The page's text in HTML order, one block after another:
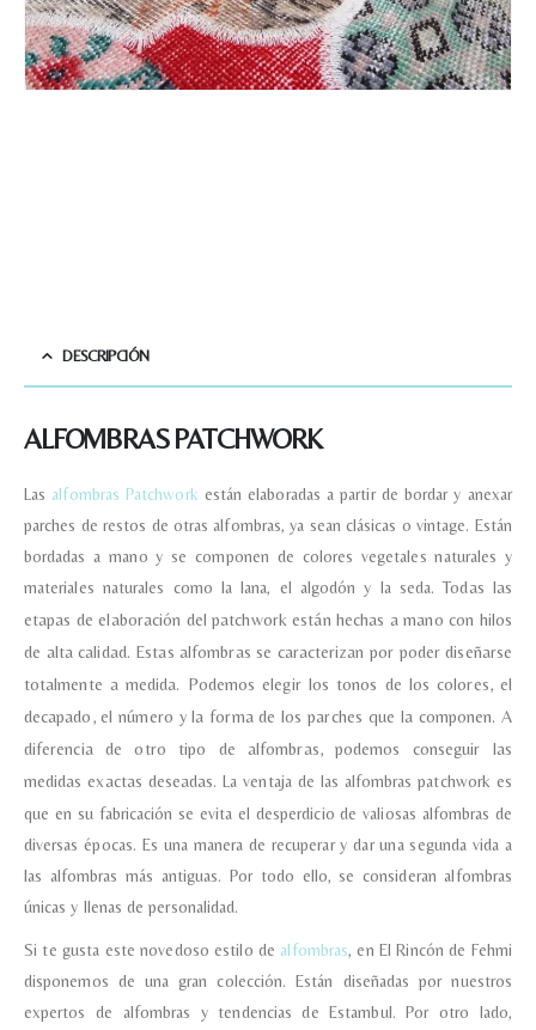
DESCRIPCIÓN
ALFOMBRAS PATCHWORK
Las alfombras Patchwork están elaboradas a partir de bordar y anexar
parches de restos de otras alfombras, ya sean clásicas o vintage. Están
bordadas a mano y se componen de colores vegetales naturales y
materiales naturales como la lana, el algodón y la seda.Todas las
etapas de elaboración del patchwork están hechas a mano con hilos
de alta calidad. Estas alfombras se caracterizan por poder diseñarse
totalmente a medida. Podemos elegir los tonos de los colores, el
decapado, el número y la forma de los parches que la componen. A
diferencia de otro tipo de alfombras, podemos conseguir las
medidas exactas deseadas.La ventaja de las alfombras patchwork es
que en su fabricación se evita el desperdicio de valiosas alfombras de
diversas épocas. Es una manera de recuperar y dar una segunda vida a
las alfombras más antiguas. Por todo ello, se consideran alfombras
únicas y llenas de personalidad.
Si te gusta este novedoso estilo de alfombras, en El Rincón de Fehmi
disponemos de una gran colección. Están diseñadas por nuestros
expertos de alfombras y tendencias de Estambul. Por otro lado,